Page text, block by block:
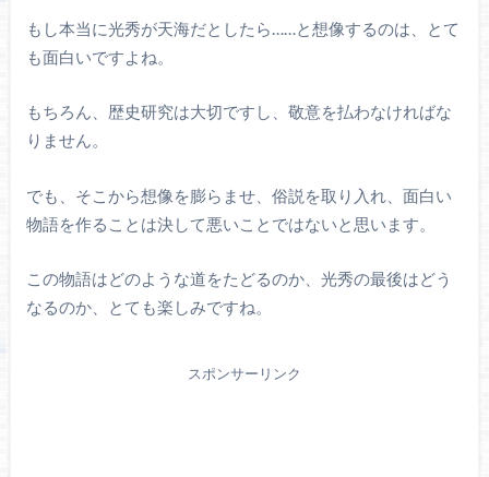
もし本当に光秀が天海だとしたら……と想像するのは、とて
も面白いですよね。
もちろん、歴史研究は大切ですし、敬意を払わなければな
りません。
でも、そこから想像を膨らませ、俗説を取り入れ、面白い
物語を作ることは決して悪いことではないと思います。
この物語はどのような道をたどるのか、光秀の最後はどう
なるのか、とても楽しみですね。
スポンサーリンク